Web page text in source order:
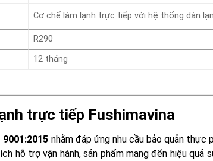
Cơ chế làm lạnh trực tiếp với hệ thống dàn
R290
12 tháng
trực tiếp Fushimavina
9001:2015 nhằm đáp ứng nhu cầu bảo quản thực
hỗ trợ vận hành, sản phẩm mang đến hiệu